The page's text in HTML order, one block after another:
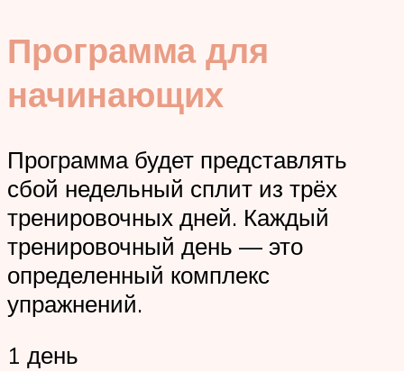
Программа для
начинающих
Программа будет представлять
сбой недельный сплит из трёх
тренировочных дней. Каждый
тренировочный день — это
определенный комплекс
упражнений.
1 день